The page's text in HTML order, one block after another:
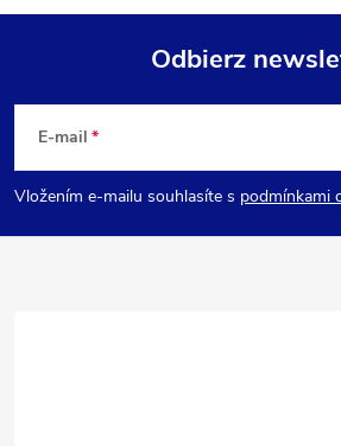
S
t
o
Odbierz
E-mail
Vložením e-mailu souhlasíte s podmínkami